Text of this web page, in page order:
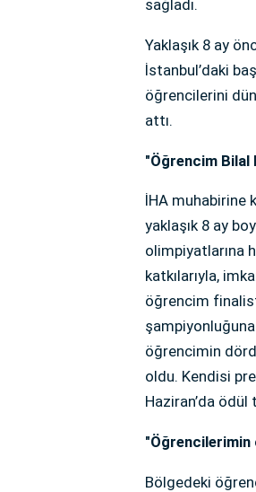
sağladı.
Yaklaşık 8 ay
İstanbul’daki
öğrencilerini
attı.
"Öğrencim Bilal
İHA muhabirine
yaklaşık 8 ay
olimpiyatlarına
katkılarıyla,
öğrencim
öğrencimin
oldu. Kendisi
Haziran’da ödül
"Öğrencilerimin
Bölgedeki